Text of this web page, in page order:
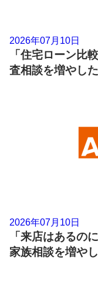
2026年07月10日
「住宅ローン比
査相談を増やし
2026年07月10日
「来店はあるの
家族相談を増や